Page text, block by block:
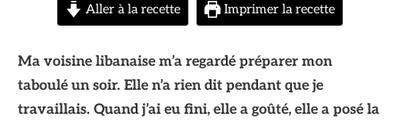
Aller à la recette Imprimer la recette
Ma voisine libanaise m’a regardé préparer mon
taboulé un soir. Elle n’a rien dit pendant que je
travaillais. Quand j’ai eu fini, elle a goûté, elle a posé la